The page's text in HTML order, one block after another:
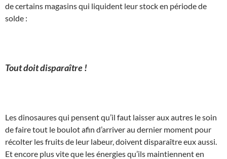
de certains magasins qui liquident leur stock en période de
solde :
Tout doit disparaître !
Les dinosaures qui pensent qu’il faut laisser aux autres le soin
de faire tout le boulot afin d’arriver au dernier moment pour
récolter les fruits de leur labeur, doivent disparaître eux aussi.
Et encore plus vite que les énergies qu’ils maintiennent en